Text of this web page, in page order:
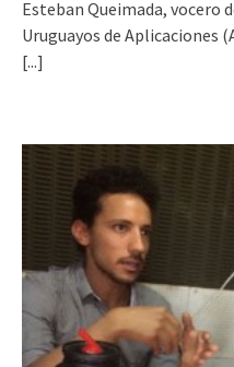
Esteban Queimada, vocero
Uruguayos de Aplicaciones
[...]